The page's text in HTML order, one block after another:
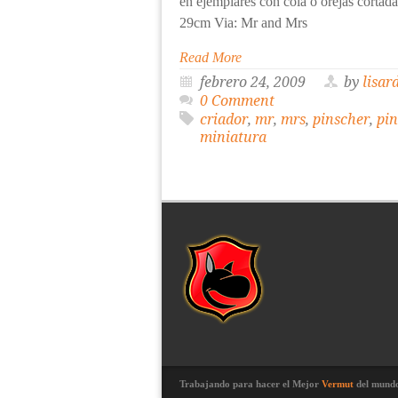
29cm Via: Mr and Mrs
Read More
febrero 24, 2009 by
0 Comment
criador, mr, mrs, pinscher,
miniatura
Trabajando para hacer el Mejor Vermut del